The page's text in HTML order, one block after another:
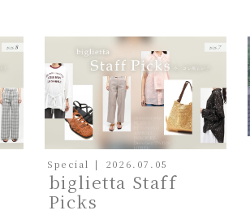
Special 2026.07.05
biglietta Staff
Picks